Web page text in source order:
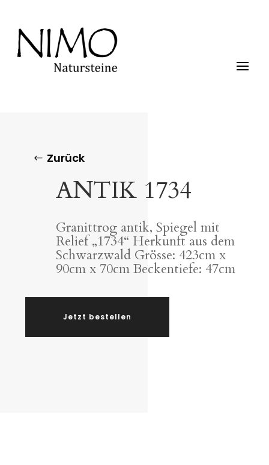
Zurück
ANTIK 1734
Granittrog antik, Spiegel mit
Relief „1734“ Herkunft aus dem
Schwarzwald Grösse: 423cm x
90cm x 70cm Beckentiefe: 47cm
Jetzt bestellen